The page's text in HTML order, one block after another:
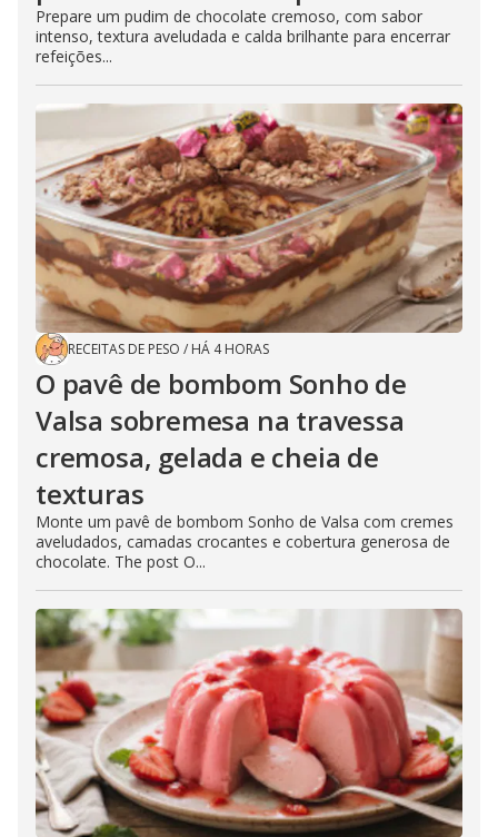
Prepare um pudim de chocolate cremoso, com sabor
intenso, textura aveludada e calda brilhante para encerrar
refeições...
RECEITAS DE PESO / HÁ 4 HORAS
O pavê de bombom Sonho de
Valsa sobremesa na travessa
cremosa, gelada e cheia de
texturas
Monte um pavê de bombom Sonho de Valsa com cremes
aveludados, camadas crocantes e cobertura generosa de
chocolate. The post O...